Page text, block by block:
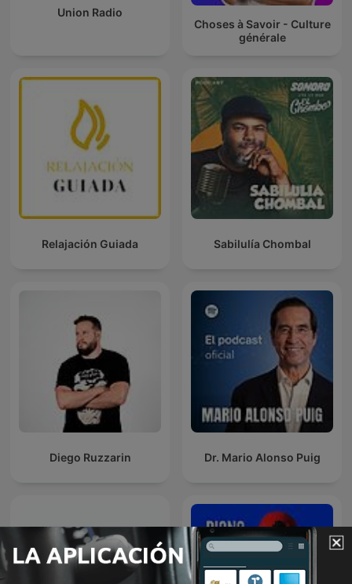
Union Radio
Choses à Savoir - Culture
générale
Relajación Guiada Sabilulía Chombal
Diego Ruzzarin Dr. Mario Alonso Puig